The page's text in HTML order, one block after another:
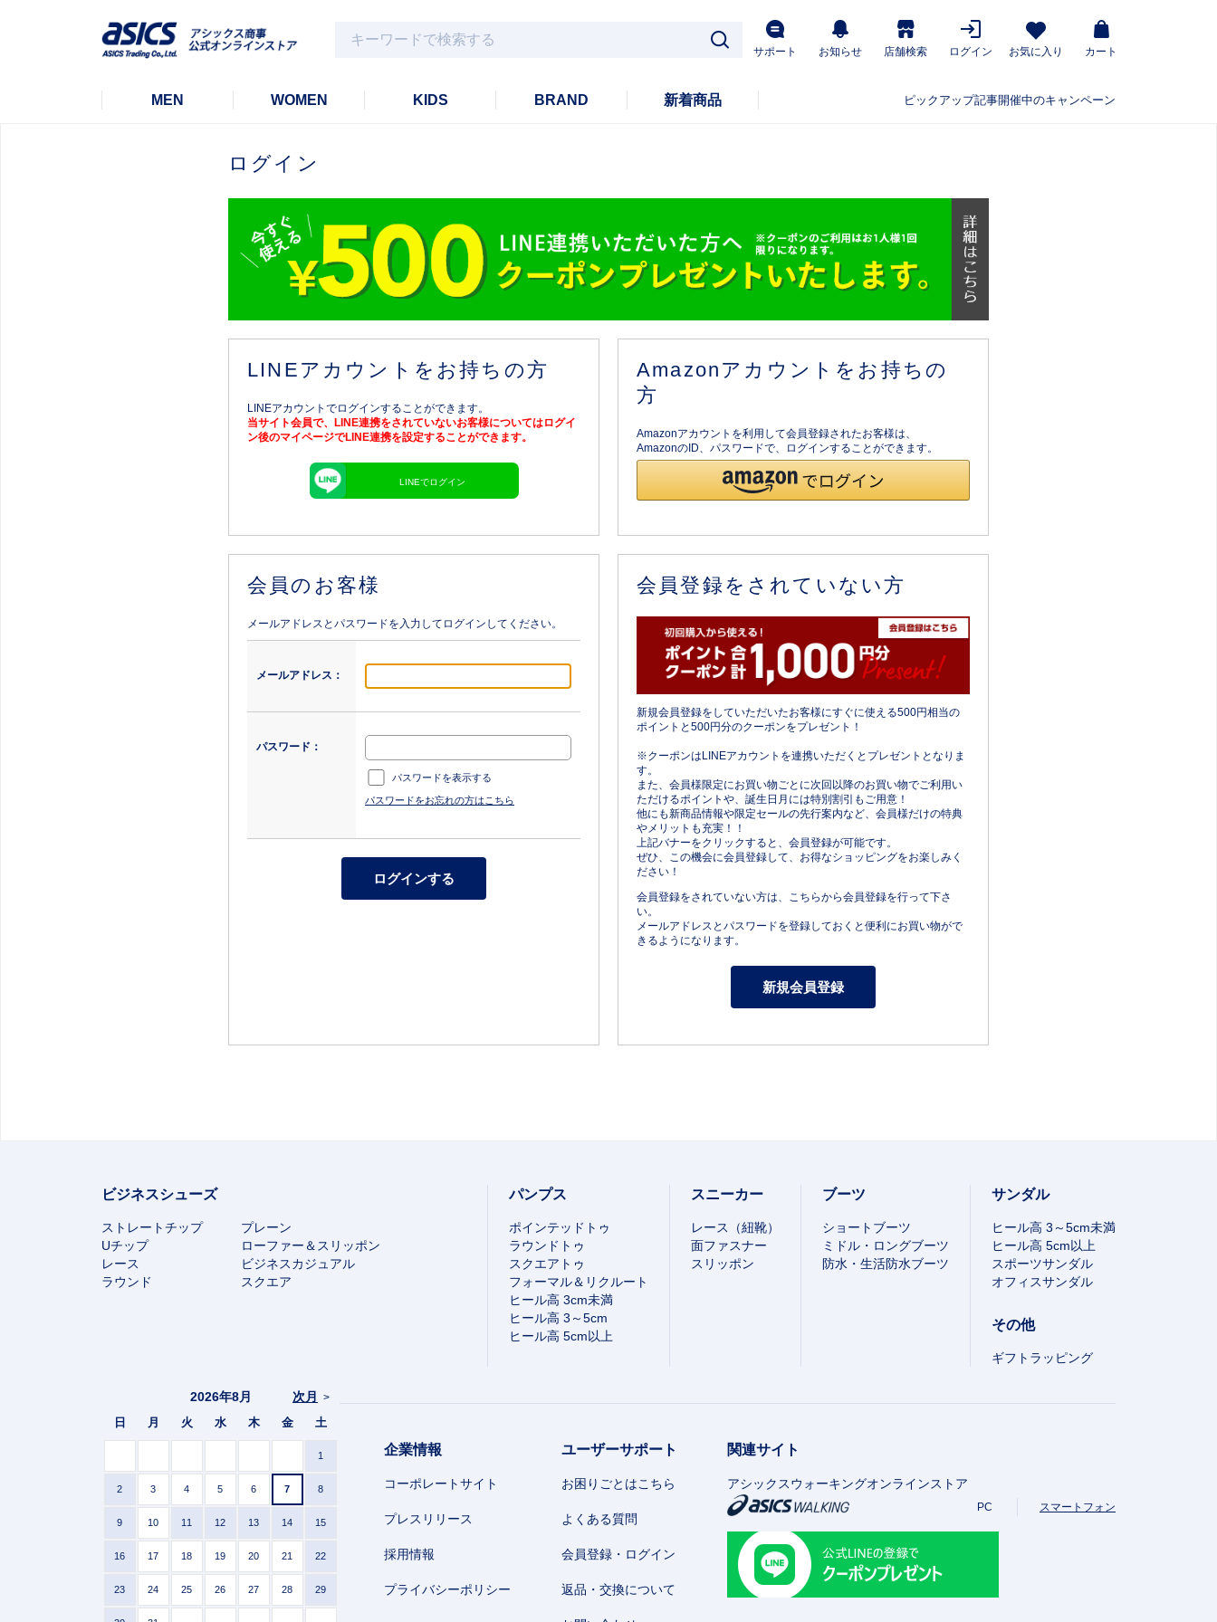
サポート お知らせ 店舗検索 ログイン お気に入り カート
MEN WOMEN KIDS BRAND 新着商品 ピックアップ記事開催中のキャンペーン
ログイン
LINEアカウントをお持ちの方
LINEアカウントでログインすることができます。
当サイト会員で、LINE連携をされていないお客様についてはログイ
ン後のマイページでLINE連携を設定することができます。
LINEでログイン
Amazonアカウントをお持ちの
方
Amazonアカウントを利用して会員登録されたお客様は、
AmazonのID、パスワードで、ログインすることができます。
会員のお客様
メールアドレスとパスワードを入力してログインしてください。
メールアドレス：
パスワード：
パスワードを表示する
パスワードをお忘れの方はこちら
会員登録をされていない方
新規会員登録をしていただいたお客様にすぐに使える500円相当の
ポイントと500円分のクーポンをプレゼント！
※クーポンはLINEアカウントを連携いただくとプレゼントとなりま
す。
また、会員様限定にお買い物ごとに次回以降のお買い物でご利用い
ただけるポイントや、誕生日月には特別割引もご用意！
他にも新商品情報や限定セールの先行案内など、会員様だけの特典
やメリットも充実！！
上記バナーをクリックすると、会員登録が可能です。
ぜひ、この機会に会員登録して、お得なショッピングをお楽しみく
ださい！
会員登録をされていない方は、こちらから会員登録を行って下さ
い。
メールアドレスとパスワードを登録しておくと便利にお買い物がで
きるようになります。
ビジネスシューズ
ストレートチップ
プレーン
Uチップ
ローファー＆スリッポン
レース
ビジネスカジュアル
ラウンド
スクエア
パンプス
ポインテッドトゥ
ラウンドトゥ
スクエアトゥ
フォーマル＆リクルート
ヒール高 3cm未満
ヒール高 3～5cm
ヒール高 5cm以上
スニーカー
レース（紐靴）
面ファスナー
スリッポン
ブーツ
ショートブーツ
ミドル・ロングブーツ
防水・生活防水ブーツ
サンダル
ヒール高 3～5cm未満
ヒール高 5cm以上
スポーツサンダル
オフィスサンダル
その他
ギフトラッピング
次月 >
2026年8月
日 月 火 水 木 金 土
1
2 3 4 5 6 7 8
9 10 11 12 13 14 15
16 17 18 19 20 21 22
23 24 25 26 27 28 29
企業情報
コーポレートサイト
プレスリリース
採用情報
プライバシーポリシー
ユーザーサポート
お困りごとはこちら
よくある質問
会員登録・ログイン
返品・交換について
関連サイト
アシックスウォーキングオンラインストア
PC スマートフォン